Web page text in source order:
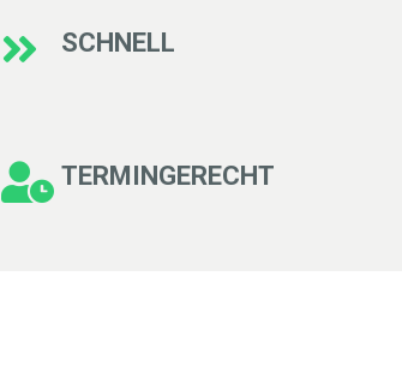
SCHNELL
TERMINGERECHT